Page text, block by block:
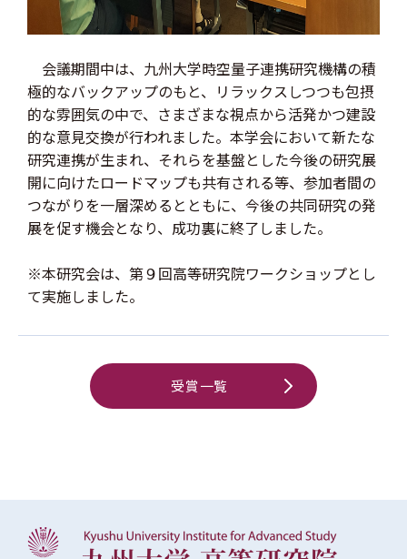
会議期間中は、九州大学時空量子連携研究機構の積
極的なバックアップのもと、リラックスしつつも包摂
的な雰囲気の中で、さまざまな視点から活発かつ建設
的な意見交換が行われました。本学会において新たな
研究連携が生まれ、それらを基盤とした今後の研究展
開に向けたロードマップも共有される等、参加者間の
つながりを一層深めるとともに、今後の共同研究の発
展を促す機会となり、成功裏に終了しました。
※本研究会は、第９回高等研究院ワークショップとし
て実施しました。
受賞一覧